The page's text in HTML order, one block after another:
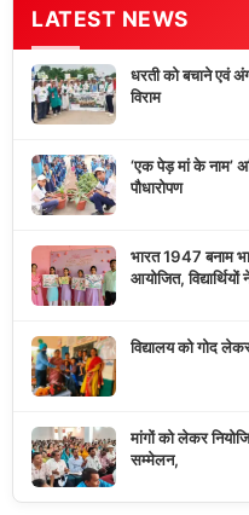
LATEST NEWS
धरती को बचाने एवं
विराम
‘एक पेड़ मां के नाम’
पौधारोपण
भारत 1947 बनाम
आयोजित,
विद्यालय को गोद
मांगों को लेकर
सम्मेलन,